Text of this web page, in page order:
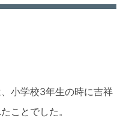
小学校3年生の時に吉祥
ことでした。